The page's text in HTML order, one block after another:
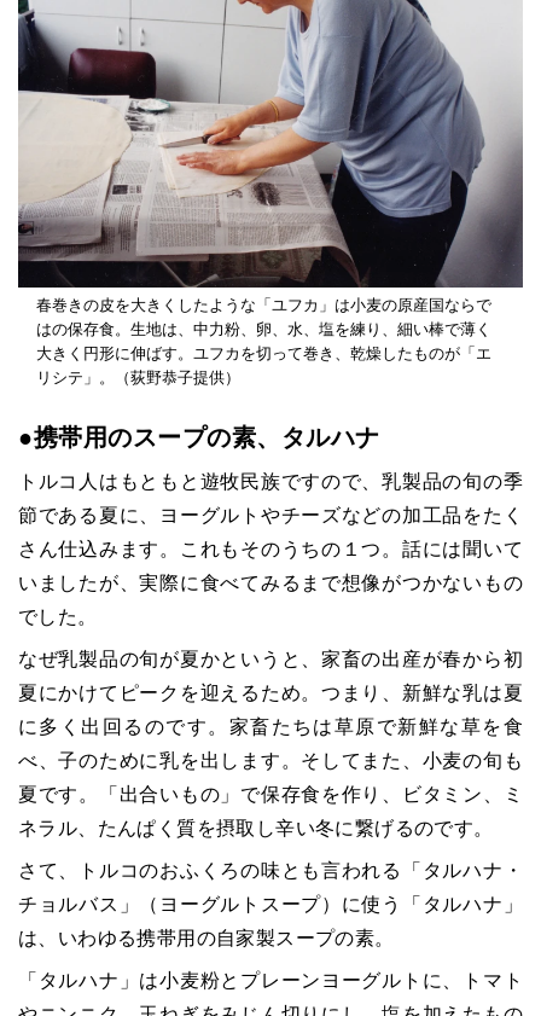
春巻きの皮を大きくしたような「ユフカ」は小麦の原産国ならで
はの保存食。生地は、中力粉、卵、水、塩を練り、細い棒で薄く
大きく円形に伸ばす。ユフカを切って巻き、乾燥したものが「エ
リシテ」。（荻野恭子提供）
●携帯用のスープの素、タルハナ
トルコ人はもともと遊牧民族ですので、乳製品の旬の季
節である夏に、ヨーグルトやチーズなどの加工品をたく
さん仕込みます。これもそのうちの１つ。話には聞いて
いましたが、実際に食べてみるまで想像がつかないもの
でした。
なぜ乳製品の旬が夏かというと、家畜の出産が春から初
夏にかけてピークを迎えるため。つまり、新鮮な乳は夏
に多く出回るのです。家畜たちは草原で新鮮な草を食
べ、子のために乳を出します。そしてまた、小麦の旬も
夏です。「出合いもの」で保存食を作り、ビタミン、ミ
ネラル、たんぱく質を摂取し辛い冬に繋げるのです。
さて、トルコのおふくろの味とも言われる「タルハナ・
チョルバス」（ヨーグルトスープ）に使う「タルハナ」
は、いわゆる携帯用の自家製スープの素。
「タルハナ」は小麦粉とプレーンヨーグルトに、トマト